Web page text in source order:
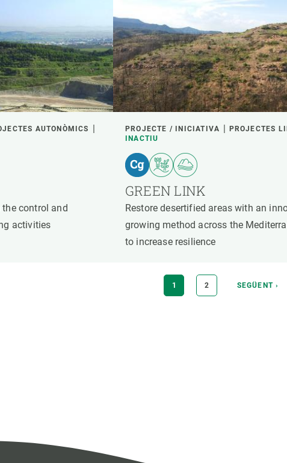
AUTONÒMICS
control and
activities
PROJECTE / INICIATIVA
PROJECTES
INACTIU
GREEN LINK
Restore desertified areas with an
growing method across the
to increase resilience
PÀGINA
ACTUAL
1 PÀGINA
2
PÀGINA
SEGÜENT ›